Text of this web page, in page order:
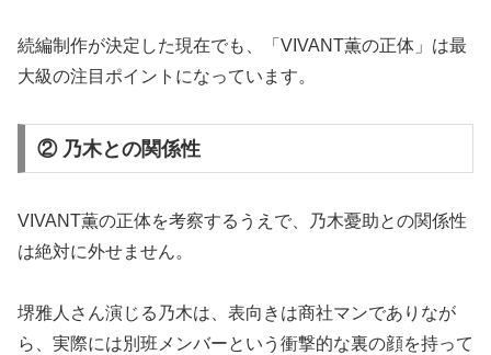
続編制作が決定した現在でも、「VIVANT薫の正体」は最
大級の注目ポイントになっています。
② 乃木との関係性
VIVANT薫の正体を考察するうえで、乃木憂助との関係性
は絶対に外せません。
堺雅人さん演じる乃木は、表向きは商社マンでありなが
ら、実際には別班メンバーという衝撃的な裏の顔を持って